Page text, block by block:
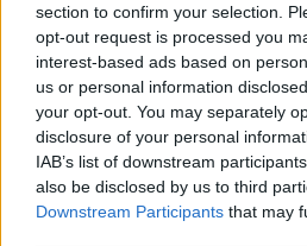
section to confirm your selection.
opt-out request is processed you
interest-based ads based on
us or personal information
your opt-out. You may separately
disclosure of your personal
IAB’s list of downstream
also be disclosed by us to third
Downstream Participants that may
MAGYAR ÉPÍTŐK
Aktuális